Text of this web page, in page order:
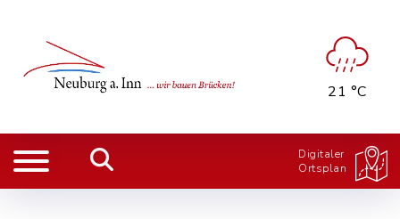
21 °C
Digitaler
Ortsplan